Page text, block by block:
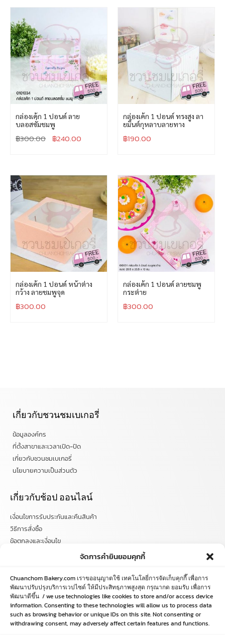
จัดการคำยินยอมคุกกี้
Chuanchom Bakery.com เราขออนุญาตใช้ เทคโนโลยี่การจัดเก็บคุกกี๊ เพื่อการ
พัฒนาปรับปรุงบริการเวปไซด์ ให้มีประสิทธฺภาพสูงสุด กรุณากด ยอมรับ เพื่อการ
พัฒนาดีขึ้น / we use technologies like cookies to store and/or access device
information. Consenting to these technologies will allow us to process data
such as browsing behavior or unique IDs on this site. Not consenting or
withdrawing consent, may adversely affect certain features and functions.
กล่องเค้ก 1 ปอนด์ ลาย
บลอสซั่มชมพู
฿300.00 ฿240.00
กล่องเค้ก 1 ปอนด์ ทรงสูง ลา
ยมิ้นต์กุหลาบลายทาง
฿190.00
กล่องเค้ก 1 ปอนด์ หน้าต่าง
กว้าง ลายชมพูจุด
฿300.00
กล่องเค้ก 1 ปอนด์ ลายชมพู
กระต่าย
฿300.00
เกี่ยวกับชวนชมเบเกอรี่
ข้อมูลองค์กร
ที่ตั้งสาขาและเวลาเปิด-ปิด
เกี่ยวกับชวนชมเบเกอรี่
นโยบายความเป็นส่วนตัว
เกี่ยวกับช้อป ออนไลน์
เงื่อนไขการรับประกันและคืนสินค้า
วิธีการสั่งซื้อ
ข้อตกลงและเงื่อนไข
ติดตามข่าวสารได้ที่
chuanchombakery
chuanchombakery
www.chuanchombakery.com